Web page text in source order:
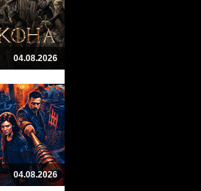
04.08.2026
04.08.2026